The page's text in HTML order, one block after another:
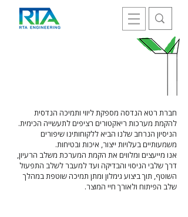
חברת רטא הנדסה מספקת ליווי ותמיכה הנדסית
להקמת מערכות ריאקטורים רציפים לתעשייה הכימית.
הניסיון הנרחב שלנו הביא ללקוחותינו שיפורים
משמעותיים בעלויות ייצור, איכות ובטיחות.
אנו מייעצים ומלווים את הקמת המערכת משלב הרעיון,
דרך שלבי הניסוי והבדיקה ועד למעבר לשלב התפעול
השוטף, תוך ביצוע גימלון ומתן תמיכה שוטפת במהלך
שלב הפיתוח ולאורך חיי המוצר.